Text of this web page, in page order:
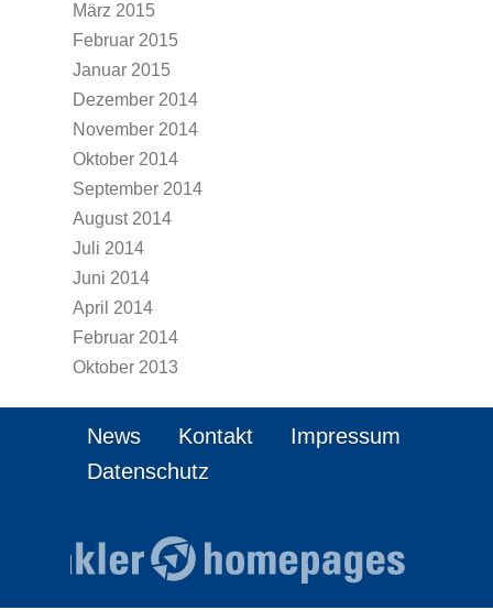
März 2015
Februar 2015
Januar 2015
Dezember 2014
November 2014
Oktober 2014
September 2014
August 2014
Juli 2014
Juni 2014
April 2014
Februar 2014
Oktober 2013
News Kontakt
Impressum
Datenschutz